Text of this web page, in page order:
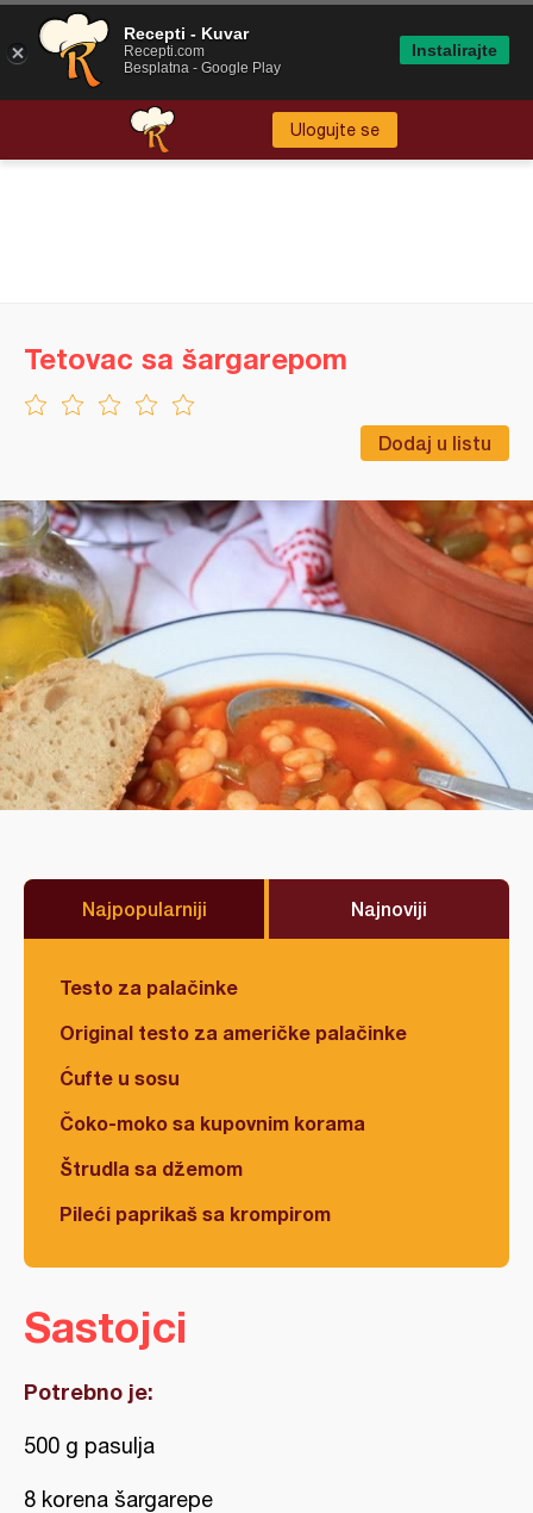
Ulogujte se
Dodaj u listu
Tetovac sa šargarepom
Najpopularniji Najnoviji
Testo za palačinke
Original testo za američke palačinke
Ćufte u sosu
Čoko-moko sa kupovnim korama
Štrudla sa džemom
Pileći paprikaš sa krompirom
Sastojci
Potrebno je:
500 g pasulja
8 korena šargarepe
Recepti - Kuvar
Recepti.com
Besplatna - Google Play
Instalirajte